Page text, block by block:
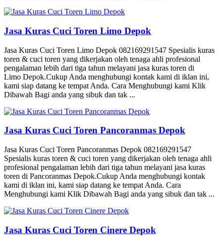
Jasa Kuras Cuci Toren Limo Depok
Jasa Kuras Cuci Toren Limo Depok 082169291547 Spesialis kuras
toren & cuci toren yang dikerjakan oleh tenaga ahli profesional
pengalaman lebih dari tiga tahun melayani jasa kuras toren di
Limo Depok.Cukup Anda menghubungi kontak kami di iklan ini,
kami siap datang ke tempat Anda. Cara Menghubungi kami Klik
Dibawah Bagi anda yang sibuk dan tak ...
Jasa Kuras Cuci Toren Pancoranmas Depok
Jasa Kuras Cuci Toren Pancoranmas Depok 082169291547
Spesialis kuras toren & cuci toren yang dikerjakan oleh tenaga ahli
profesional pengalaman lebih dari tiga tahun melayani jasa kuras
toren di Pancoranmas Depok.Cukup Anda menghubungi kontak
kami di iklan ini, kami siap datang ke tempat Anda. Cara
Menghubungi kami Klik Dibawah Bagi anda yang sibuk dan tak ...
Jasa Kuras Cuci Toren Cinere Depok